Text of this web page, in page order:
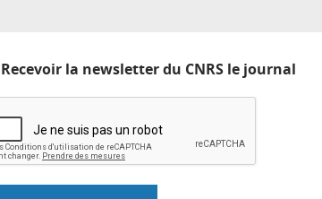
Recevoir la newsletter du CNRS le journal